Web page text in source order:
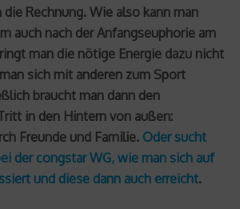
Rechnung. Wie also kann man
auch nach der Anfangseuphorie am
man die nötige Energie dazu nicht
sich mit anderen zum Sport
braucht man dann den
in den Hintern von außen:
Freunde und Familie. Oder sucht
der congstar WG, wie man sich auf
und diese dann auch erreicht.